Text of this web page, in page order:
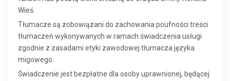
Wieś.
Tłumacze są zobowiązani do zachowania poufności treści
tłumaczeń wykonywanych w ramach świadczenia usługi
zgodnie z zasadami etyki zawodowej tłumacza języka
migowego.
Świadczenie jest bezpłatne dla osoby uprawnionej, będącej